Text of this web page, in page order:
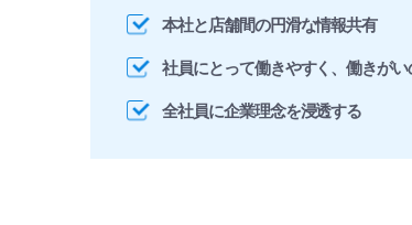
本社と店舗間の円滑な情報共有
社員にとって働きやすく、働きが
全社員に企業理念を浸透する